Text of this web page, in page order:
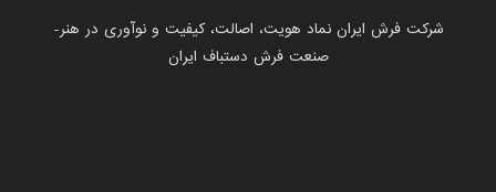
شرکت فرش ایران نماد هویت، اصالت، کیفیت و نوآوری در هنر-
صنعت فرش دستباف ایران